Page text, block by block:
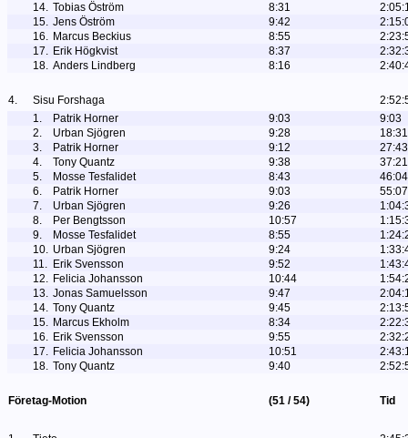
14. Tobias Öström 8:31
15. Jens Öström 9:42
16. Marcus Beckius 8:55
17. Erik Högkvist 8:37
18. Anders Lindberg 8:16
4. Sisu Forshaga
1.
Patrik Horner 9:03
9:03
2.
Urban Sjögren 9:28
18:31
3.
Patrik Horner 9:12
27:43
4.
Tony Quantz 9:38
37:21
5.
Mosse Tesfalidet 8:43
46:04
6.
Patrik Horner 9:03
55:07
7.
Urban Sjögren 9:26
8.
Per Bengtsson 10:57
9.
Mosse Tesfalidet 8:55
10. Urban Sjögren 9:24
11. Erik Svensson 9:52
12. Felicia Johansson 10:44
13. Jonas Samuelsson 9:47
14. Tony Quantz 9:45
15. Marcus Ekholm 8:34
16. Erik Svensson 9:55
17. Felicia Johansson 10:51
18. Tony Quantz 9:40
Företag-Motion (51 / 54) Tid